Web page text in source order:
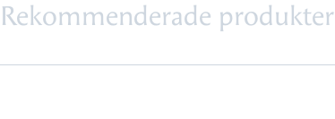
Rekommenderade produkter